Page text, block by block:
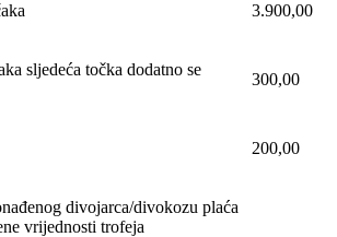
3.900,00
sljedeća točka dodatno se
300,00
200,00
divojarca/divokozu plaća
vrijednosti trofeja